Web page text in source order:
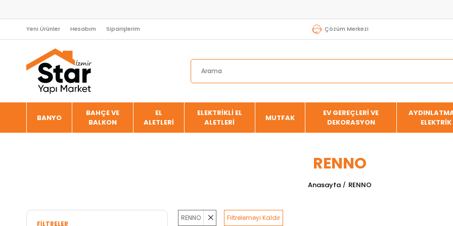
Yeni Ürünler Hesabım Siparişlerim Çözüm Merkezi
BANYO
BAHÇE VE
BALKON
EL
ALETLERİ
ELEKTRİKLİ EL
ALETLERİ
MUTFAK
EV GEREÇLERİ VE
DEKORASYON
ELEKTRİK
RENNO
Anasayfa RENNO
FILTRELER
RENNO Filtrelemeyi Kaldır